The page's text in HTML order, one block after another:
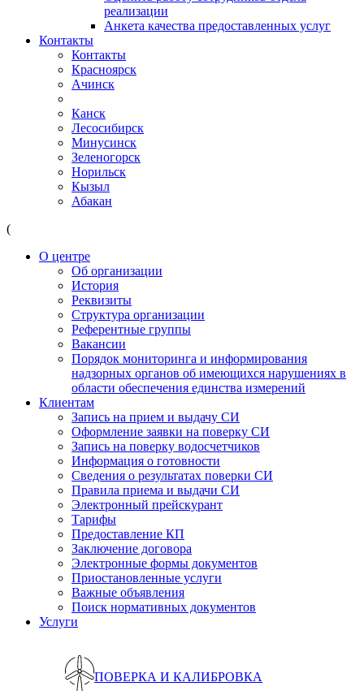
реализации
Анкета качества предоставленных услуг
Контакты
Контакты
Красноярск
Ачинск
Канск
Лесосибирск
Минусинск
Зеленогорск
Норильск
Кызыл
Абакан
(
О центре
Об организации
История
Реквизиты
Структура организации
Референтные группы
Вакансии
Порядок мониторинга и информирования
надзорных органов об имеющихся нарушениях в
области обеспечения единства измерений
Клиентам
Запись на прием и выдачу СИ
Оформление заявки на поверку СИ
Запись на поверку водосчетчиков
Информация о готовности
Сведения о результатах поверки СИ
Правила приема и выдачи СИ
Электронный прейскурант
Тарифы
Предоставление КП
Заключение договора
Электронные формы документов
Приостановленные услуги
Важные объявления
Поиск нормативных документов
Услуги
ПОВЕРКА И КАЛИБРОВКА